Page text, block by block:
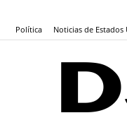
Política Noticias de